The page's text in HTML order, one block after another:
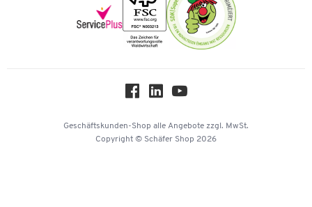
Geschäftskunden-Shop alle Angebote zzgl. MwSt.
Copyright © Schäfer Shop 2026